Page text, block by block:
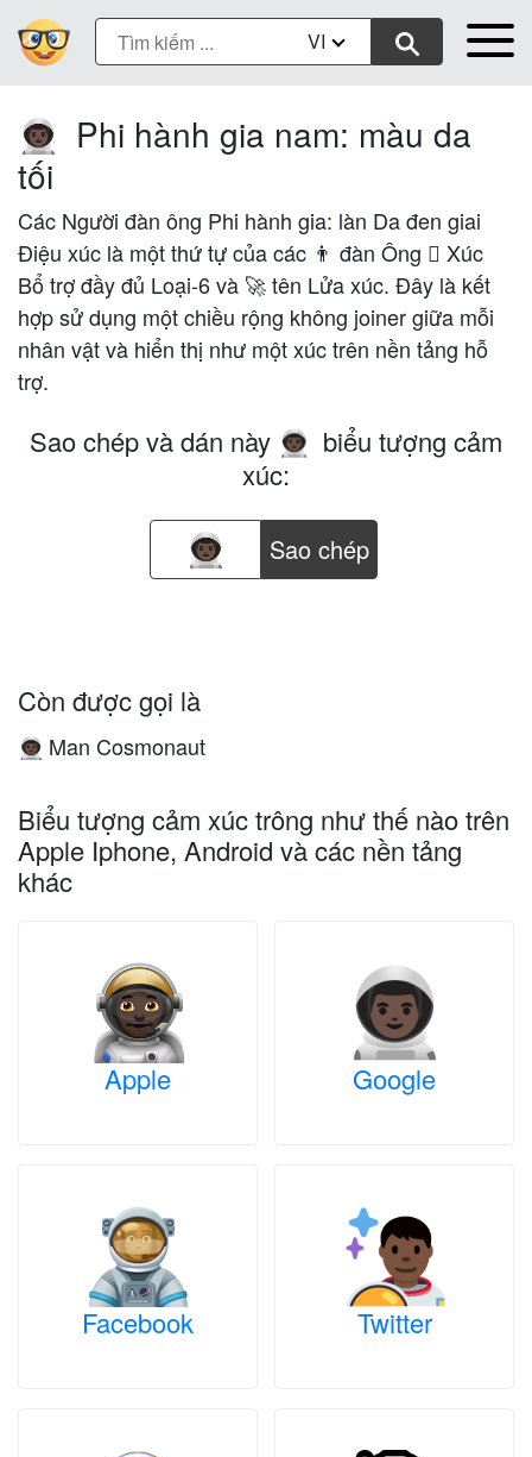
VI
👨🏿‍🚀
Phi hành gia nam: màu da
tối
Các Người đàn ông Phi hành gia: làn Da đen giai
Điệu xúc là một thứ tự của các 👨 đàn Ông 🏿 Xúc
Bổ trợ đầy đủ Loại-6 và 🚀 tên Lửa xúc. Đây là kết
hợp sử dụng một chiều rộng không joiner giữa mỗi
nhân vật và hiển thị như một xúc trên nền tảng hỗ
trợ.
Sao chép và dán này 👨🏿‍🚀 biểu tượng cảm
xúc:
Sao chép
Còn được gọi là
👨🏿‍🚀 Man Cosmonaut
Biểu tượng cảm xúc trông như thế nào trên
Apple Iphone, Android và các nền tảng
khác
Apple Google
Facebook Twitter